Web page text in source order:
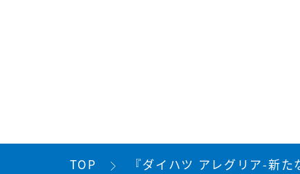
TOP 『ダイハツ アレグリア-新